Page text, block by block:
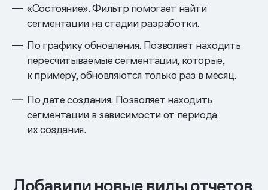
«Состояние». Фильтр помогает найти
сегментации на стадии разработки.
По графику обновления. Позволяет находить
пересчитываемые сегментации, которые,
к примеру, обновляются только раз в месяц.
По дате создания. Позволяет находить
сегментации в зависимости от периода
их создания.